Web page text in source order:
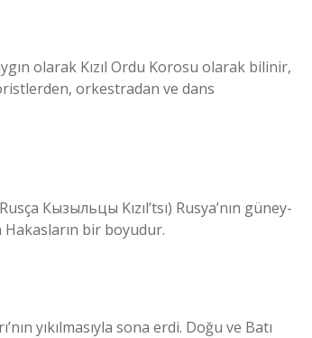
olarak Kızıl Ordu Korosu olarak bilinir,
orkestradan ve dans
Кызыльцы Kızıl’tsı) Rusya’nın güney-
bir boyudur.
yıkılmasıyla sona erdi. Doğu ve Batı